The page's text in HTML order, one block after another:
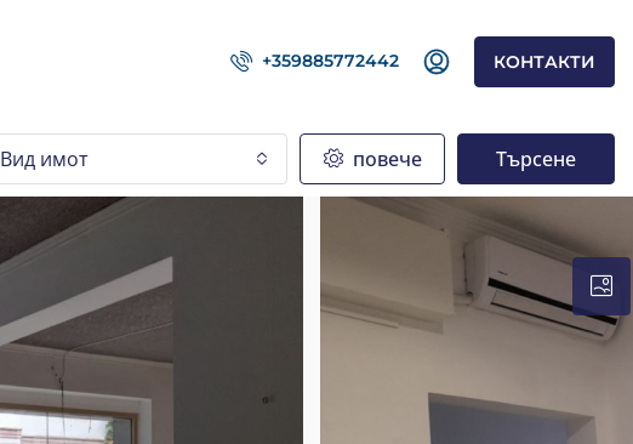
+359885772442 КОНТАКТИ
Вид имот повече Търсене